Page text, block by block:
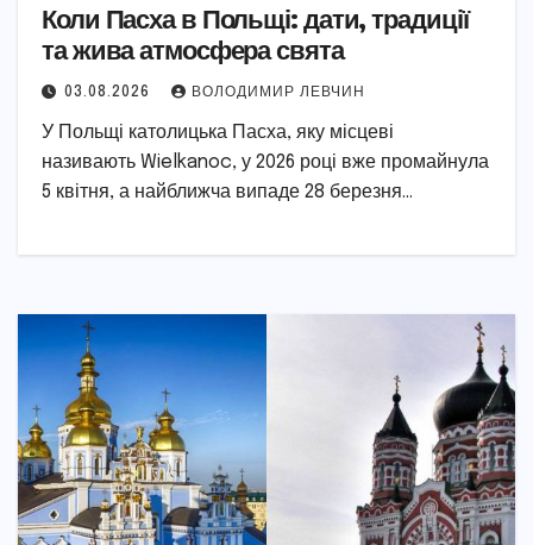
Коли Пасха в Польщі: дати, традиції
та жива атмосфера свята
03.08.2026 ВОЛОДИМИР ЛЕВЧИН
У Польщі католицька Пасха, яку місцеві
називають Wielkanoc, у 2026 році вже промайнула
5 квітня, а найближча випаде 28 березня…